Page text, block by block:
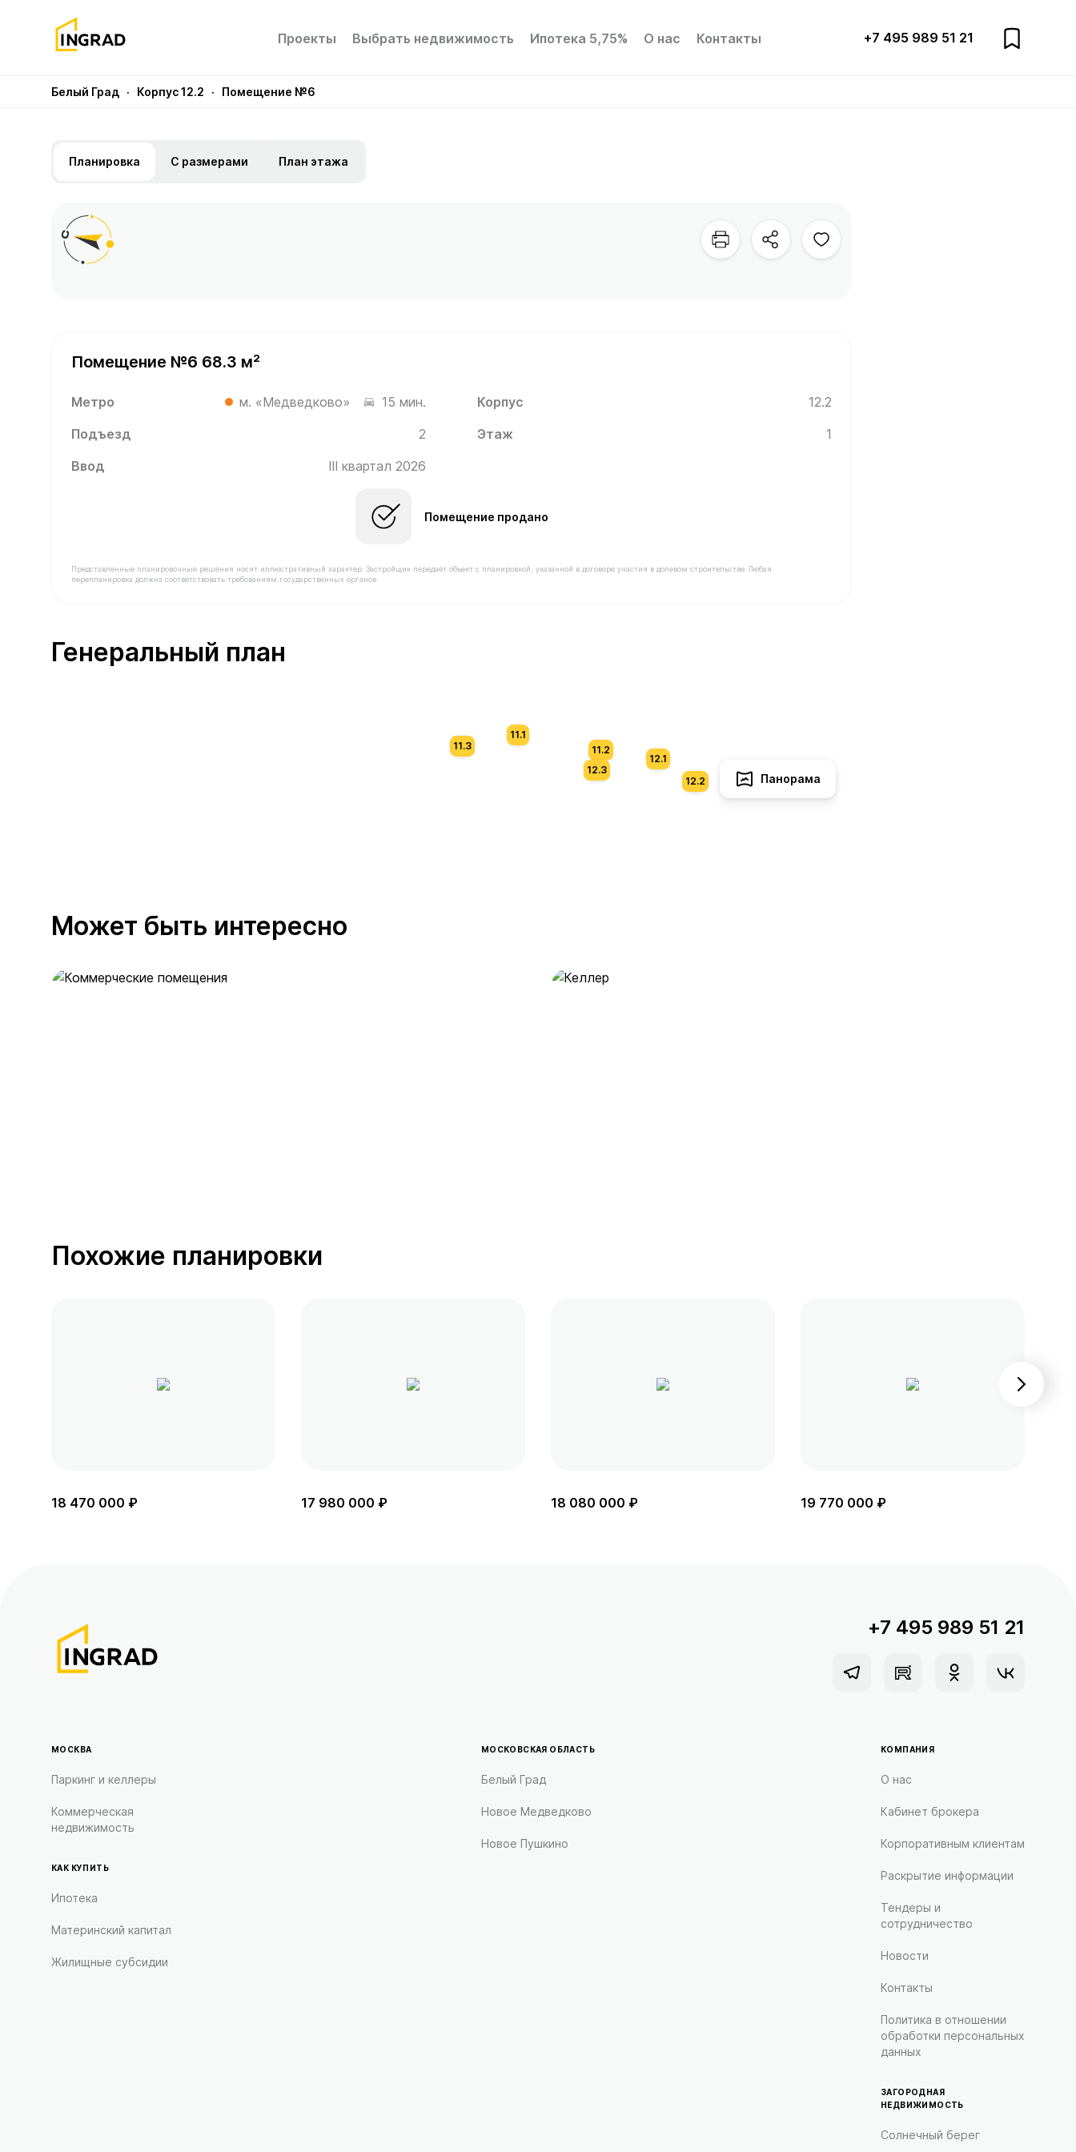
Проекты Выбрать недвижимость Ипотека 5,75% О нас Контакты +7 495 989 51 21
Белый Град · Корпус 12.2 · Помещение №6
Планировка С размерами План этажа
Помещение №6 68.3 м²
Метро м. «Медведково» 15 мин. Корпус 12.2
Подъезд 2 Этаж
1
Ввод
III квартал 2026
Помещение продано
Представленные планировочные решения носят иллюстративный характер. Застройщик передаёт объект с планировкой, указанной в договоре участия в долевом строительстве. Любая
перепланировка должна соответствовать требованиям государственных органов.
Генеральный план
11.3
11.1
11.2
12.1
12.2
12.3
Панорама
Может быть интересно
Похожие планировки
18 470 000 ₽ 17 980 000 ₽ 18 080 000 ₽ 19 770 000 ₽
+7 495 989 51 21
МОСКВА
Паркинг и келлеры
Коммерческая
недвижимость
КАК КУПИТЬ
Ипотека
Материнский капитал
Жилищные субсидии
МОСКОВСКАЯ ОБЛАСТЬ
Белый Град
Новое Медведково
Новое Пушкино
КОМПАНИЯ
О нас
Кабинет брокера
Корпоративным клиентам
Раскрытие информации
Тендеры и
сотрудничество
Новости
Контакты
Политика в отношении
обработки персональных
данных
ЗАГОРОДНАЯ
НЕДВИЖИМОСТЬ
Солнечный берег